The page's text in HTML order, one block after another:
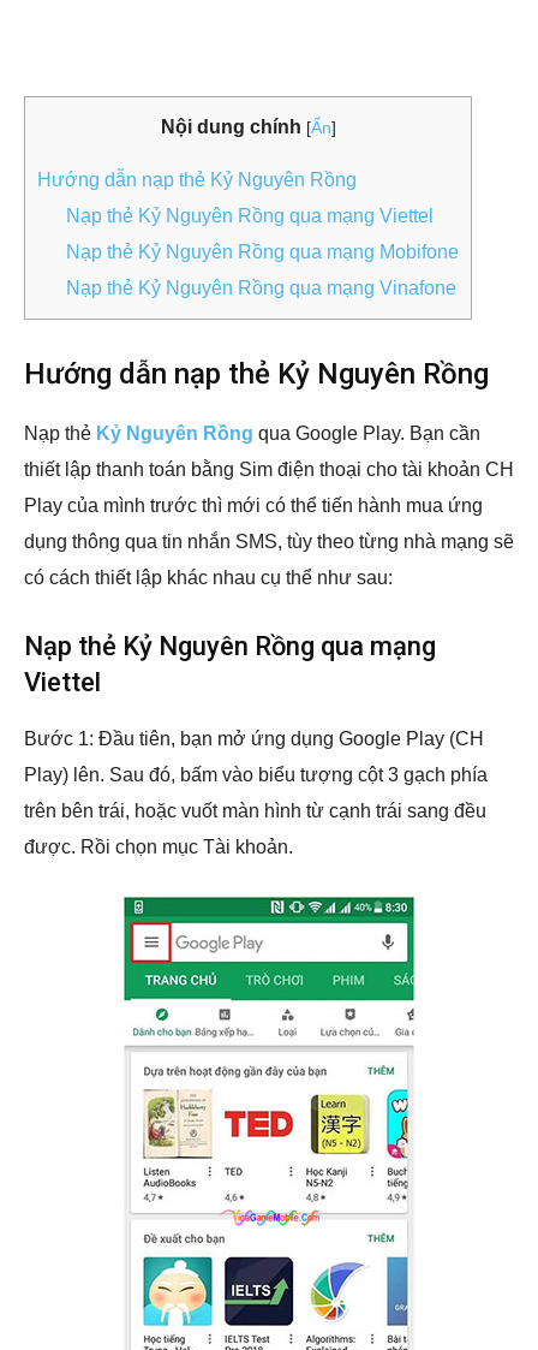
Nội dung chính [Ẩn]
Hướng dẫn nạp thẻ Kỷ Nguyên Rồng
Nạp thẻ Kỷ Nguyên Rồng qua mạng Viettel
Nạp thẻ Kỷ Nguyên Rồng qua mạng Mobifone
Nạp thẻ Kỷ Nguyên Rồng qua mạng Vinafone
Hướng dẫn nạp thẻ Kỷ Nguyên Rồng
Nạp thẻ Kỷ Nguyên Rồng qua Google Play. Bạn cần
thiết lập thanh toán bằng Sim điện thoại cho tài khoản CH
Play của mình trước thì mới có thể tiến hành mua ứng
dụng thông qua tin nhắn SMS, tùy theo từng nhà mạng sẽ
có cách thiết lập khác nhau cụ thể như sau:
Nạp thẻ Kỷ Nguyên Rồng qua mạng
Viettel
Bước 1: Đầu tiên, bạn mở ứng dụng Google Play (CH
Play) lên. Sau đó, bấm vào biểu tượng cột 3 gạch phía
trên bên trái, hoặc vuốt màn hình từ cạnh trái sang đều
được. Rồi chọn mục Tài khoản.